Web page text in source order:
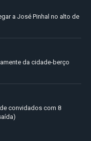
a José Pinhal no alto de
da cidade-berço
convidados com 8